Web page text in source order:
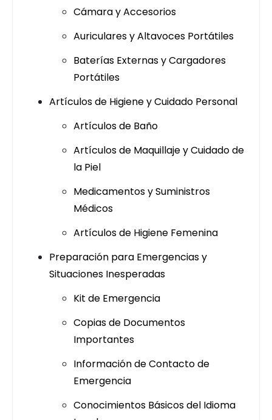
Cámara y Accesorios
Auriculares y Altavoces Portátiles
Baterías Externas y Cargadores
Portátiles
Artículos de Higiene y Cuidado Personal
Artículos de Baño
Artículos de Maquillaje y Cuidado de
la Piel
Medicamentos y Suministros
Médicos
Artículos de Higiene Femenina
Preparación para Emergencias y
Situaciones Inesperadas
Kit de Emergencia
Copias de Documentos
Importantes
Información de Contacto de
Emergencia
Conocimientos Básicos del Idioma